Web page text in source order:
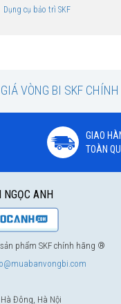
Dụng cụ bảo trì SKF
VÒNG BI SKF
GIAO
TOÀN
ANH
phẩm SKF chính hãng ®
Hà Đông, Hà Nội